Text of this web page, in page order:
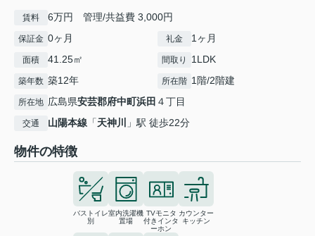
賃料 6万円 管理/共益費 3,000円
保証金 0ヶ月 礼金 1ヶ月
面積 41.25㎡ 間取り 1LDK
築年数 築12年 所在階 1階/2階建
所在地 広島県安芸郡府中町浜田 ４丁目
交通 山陽本線 「天神川 」駅 徒歩22分
物件の特徴
バストイレ
別
室内洗濯機
置場
TVモニタ
付きインタ
ーホン
カウンター
キッチン